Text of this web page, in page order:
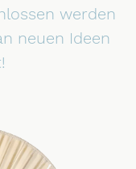
werden
neuen Ideen